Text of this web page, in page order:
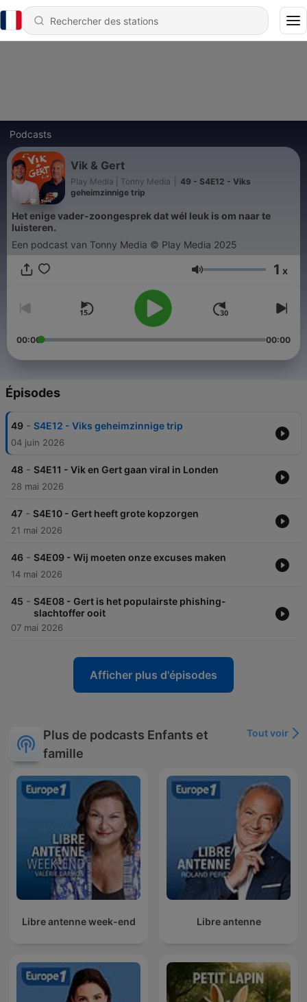
Podcasts
Vik & Gert
Play Media | Tonny Media
49 - S4E12 - Viks
geheimzinnige trip
Het enige vader-zoongesprek dat wél leuk is om naar te
luisteren.
Een podcast van Tonny Media © Play Media 2025
Volume 1 x
00:00 00:00
Épisodes
49 - S4E12 - Viks geheimzinnige trip
04 juin 2026
48 - S4E11 - Vik en Gert gaan viral in Londen
28 mai 2026
47 - S4E10 - Gert heeft grote kopzorgen
21 mai 2026
46 - S4E09 - Wij moeten onze excuses maken
14 mai 2026
45 - S4E08 - Gert is het populairste phishing-
slachtoffer ooit
07 mai 2026
Afficher plus d'épisodes
Plus de podcasts Enfants et
famille
Tout voir
Libre antenne week-end Libre antenne